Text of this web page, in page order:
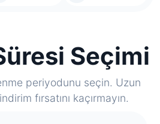
Seçimi
periyodunu seçin. Uzun
fırsatını kaçırmayın.